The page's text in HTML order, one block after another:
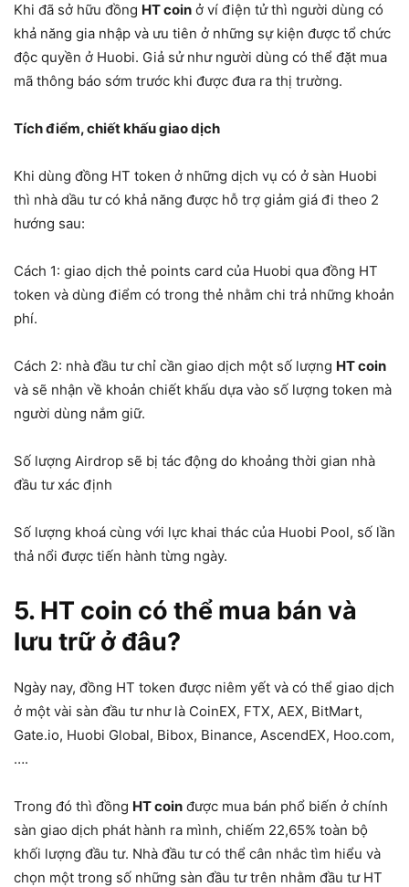
Khi đã sở hữu đồng HT coin ở ví điện tử thì người dùng có
khả năng gia nhập và ưu tiên ở những sự kiện được tổ chức
độc quyền ở Huobi. Giả sử như người dùng có thể đặt mua
mã thông báo sớm trước khi được đưa ra thị trường.
Tích điểm, chiết khấu giao dịch
Khi dùng đồng HT token ở những dịch vụ có ở sàn Huobi
thì nhà dầu tư có khả năng được hỗ trợ giảm giá đi theo 2
hướng sau:
Cách 1: giao dịch thẻ points card của Huobi qua đồng HT
token và dùng điểm có trong thẻ nhằm chi trả những khoản
phí.
Cách 2: nhà đầu tư chỉ cần giao dịch một số lượng HT coin
và sẽ nhận về khoản chiết khấu dựa vào số lượng token mà
người dùng nắm giữ.
Số lượng Airdrop sẽ bị tác động do khoảng thời gian nhà
đầu tư xác định
Số lượng khoá cùng với lực khai thác của Huobi Pool, số lần
thả nổi được tiến hành từng ngày.
5. HT coin có thể mua bán và
lưu trữ ở đâu?
Ngày nay, đồng HT token được niêm yết và có thể giao dịch
ở một vài sàn đầu tư như là CoinEX, FTX, AEX, BitMart,
Gate.io, Huobi Global, Bibox, Binance, AscendEX, Hoo.com,
….
Trong đó thì đồng HT coin được mua bán phổ biến ở chính
sàn giao dịch phát hành ra mình, chiếm 22,65% toàn bộ
khối lượng đầu tư. Nhà đầu tư có thể cân nhắc tìm hiểu và
chọn một trong số những sàn đầu tư trên nhằm đầu tư HT